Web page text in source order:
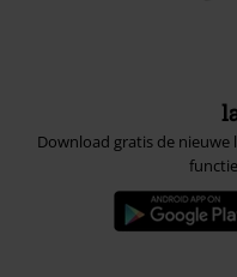
Download gratis de